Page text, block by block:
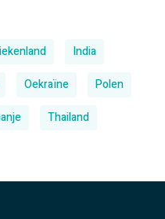
India
Oekraïne
Polen
Thailand